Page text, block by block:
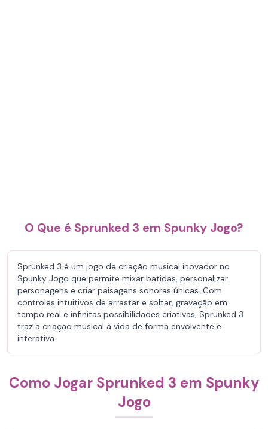
O Que é Sprunked 3 em Spunky Jogo?
Sprunked 3 é um jogo de criação musical inovador no
Spunky Jogo que permite mixar batidas, personalizar
personagens e criar paisagens sonoras únicas. Com
controles intuitivos de arrastar e soltar, gravação em
tempo real e infinitas possibilidades criativas, Sprunked 3
traz a criação musical à vida de forma envolvente e
interativa.
Como Jogar Sprunked 3 em Spunky
Jogo